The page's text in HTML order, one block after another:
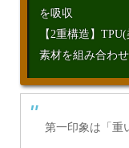
を吸収
【2重構造】
素材を組み合わ
第一印象は「重